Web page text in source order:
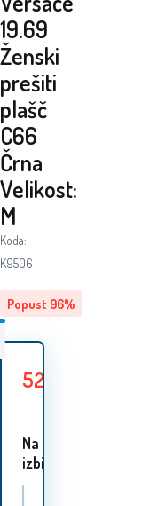
Popust 96%
19.69
Ženski
prešiti
plašč
C66
Črna
Velikost:
M
Koda:
K9506
52.70
Na
izbiro 1 varianta: